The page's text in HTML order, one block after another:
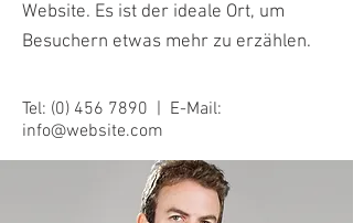
Website. Es ist der ideale Ort, um
Besuchern etwas mehr zu erzählen.
Tel: (0) 456 7890 | E-Mail:
info@website.com